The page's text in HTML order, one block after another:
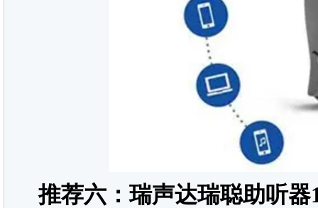
推荐六：瑞声达瑞聪助听器